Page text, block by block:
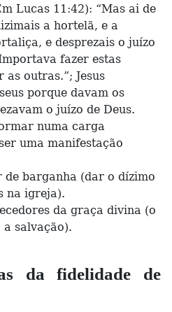
Lucas 11:42): “Mas ai de
a hortelã, e a
e desprezais o juízo
fazer estas
as outras.”; Jesus
porque davam os
o juízo de Deus.
numa carga
uma manifestação
de barganha (dar o dízimo
na igreja).
da graça divina (o
salvação).
da fidelidade de